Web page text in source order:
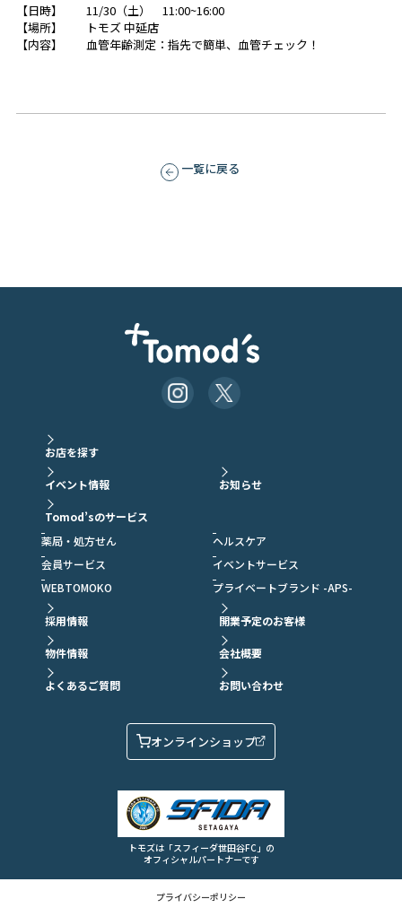
【日時】 11/30（土） 11:00~16:00
【場所】
トモズ 中延店
【内容】 血管年齢測定：指先で簡単、血管チェック！
一覧に戻る
お店を探す
イベント情報 お知らせ
Tomod’sのサービス
薬局・処方せん
ヘルスケア
会員サービス
イベントサービス
WEBTOMOKO
プライベートブランド -APS-
採用情報 開業予定のお客様
物件情報 会社概要
よくあるご質問 お問い合わせ
オンラインショップ
トモズは「スフィーダ世田谷FC」の
オフィシャルパートナーです
プライバシーポリシー